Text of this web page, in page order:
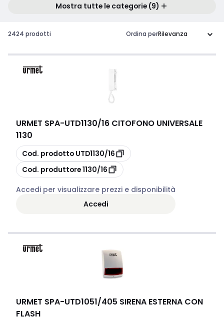
Mostra tutte le categorie (9)
2424 prodotti Ordina per
URMET SPA-UTD1130/16 CITOFONO UNIVERSALE
1130
copia
Cod. prodotto UTD1130/16
copia
Cod. produttore1130/16
Accedi per visualizzare prezzi e disponibilità
Accedi
URMET SPA-UTD1051/405 SIRENA ESTERNA CON
FLASH